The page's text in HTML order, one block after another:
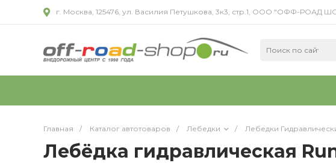
г. Москва, 125476, ул. Василия Петушкова, 3к3, стр.1, ООО "ОФФ-РОАД
Главная / Каталог автотоваров / Лебедки / Лебедки
Лебёдка гидравлическая